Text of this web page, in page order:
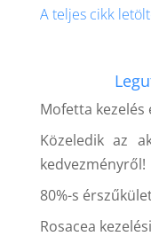
A teljes cikk
Mofetta kezelés
Közeledik az
kedvezményről!
80%-s
Rosacea